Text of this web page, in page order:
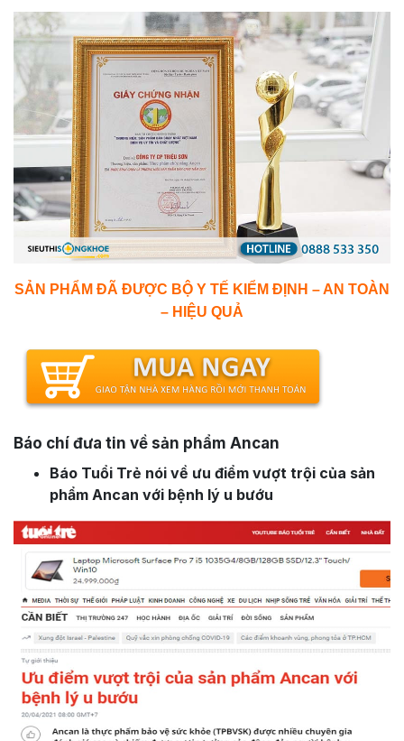
SẢN PHẨM ĐÃ ĐƯỢC BỘ Y TẾ KIỂM ĐỊNH – AN TOÀN
– HIỆU QUẢ
Báo chí đưa tin về sản phẩm Ancan
Báo Tuổi Trẻ nói về ưu điểm vượt trội của sản
phẩm Ancan với bệnh lý u bướu